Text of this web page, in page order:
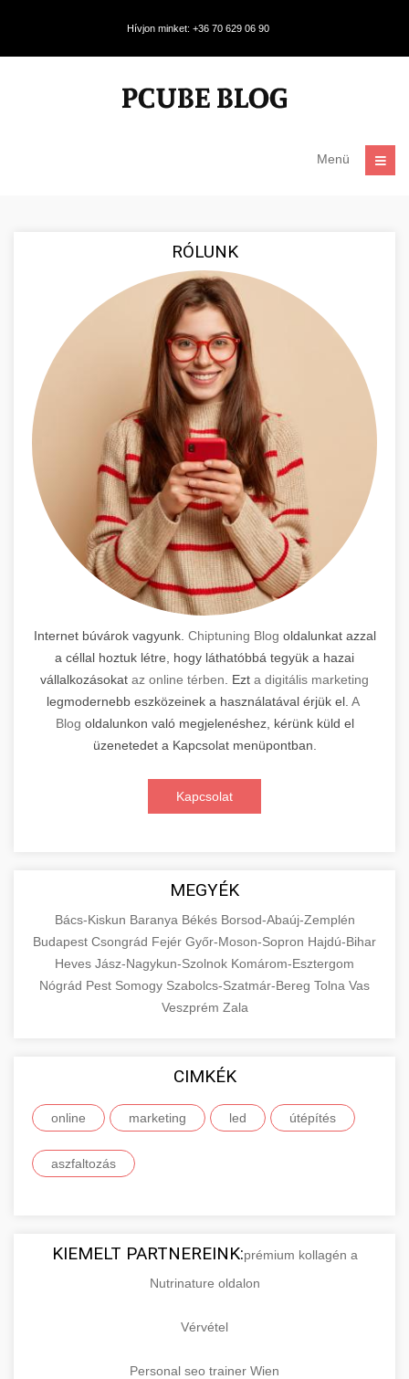
Hívjon minket: +36 70 629 06 90
Menü
RÓLUNK
Internet búvárok vagyunk. Chiptuning Blog oldalunkat azzal
a céllal hoztuk létre, hogy láthatóbbá tegyük a hazai
vállalkozásokat az online térben . Ezt a digitális marketing
legmodernebb eszközeinek a használatával érjük el. A
Blog oldalunkon való megjelenéshez, kérünk küld el
üzenetedet a Kapcsolat menüpontban.
Kapcsolat
MEGYÉK
Bács-Kiskun Baranya Békés Borsod-Abaúj-Zemplén
Budapest Csongrád Fejér Győr-Moson-Sopron Hajdú-Bihar
Heves Jász-Nagykun-Szolnok Komárom-Esztergom
Nógrád Pest Somogy Szabolcs-Szatmár-Bereg Tolna Vas
Veszprém Zala
CIMKÉK
online marketing led útépítés
aszfaltozás
KIEMELT PARTNEREINK:prémium kollagén a
Nutrinature oldalon
Vérvétel
Personal seo trainer Wien